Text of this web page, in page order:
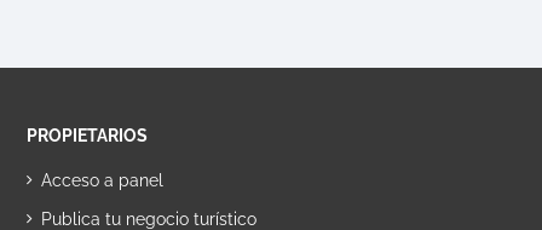
PROPIETARIOS
Acceso a panel
Publica tu negocio turístico